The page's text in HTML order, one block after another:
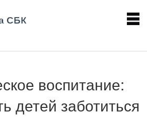
воспитание:
детей заботиться